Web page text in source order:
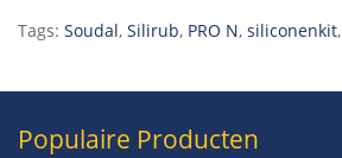
Tags: Soudal, Silirub, PRO N, siliconenkit,
Populaire Producten